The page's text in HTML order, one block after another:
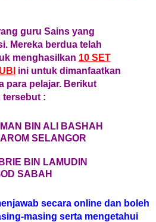
guru Sains yang
Mereka berdua telah
menghasilkan 10 SET
ini untuk dimanfaatkan
para pelajar. Berikut
tersebut :
BIN ALI BASHAH
SELANGOR
BIN LAMUDIN
SABAH
secara online dan boleh
masing serta mengetahui